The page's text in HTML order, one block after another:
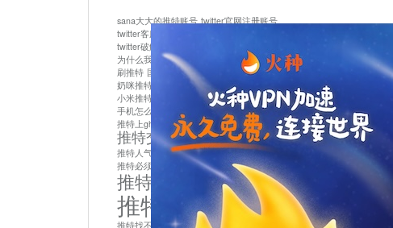
sana大大的推特账号 twitter官网注册账号
twitter客服
twitter破解版下载
为什么我推特无法保存设置
作者sana推特是什么
刷推特 国内为什么不能用twitter 国内能用twitter吗
奶咪推特
如何找回推特密码
小米推特闪退是怎么回事 怎么看推特上的视频
手机怎么注册推特账号
推特devil
推特上ghs的女博主
推特交友软件app下载
推特人气萌货小蔡头喵喵喵 推特实名制
推特必须用外网吗
推特怎么取消关联手机号
推特怎么看敏感内容苹果
推特找不到账号 推特注册必须要手机号